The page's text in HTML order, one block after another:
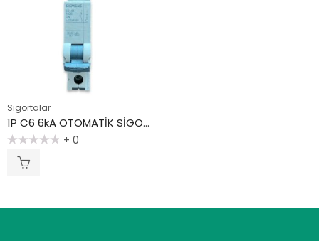
Sigortalar
1P C6 6kA OTOMATİK SİGORTA
üzerinden
+ 0